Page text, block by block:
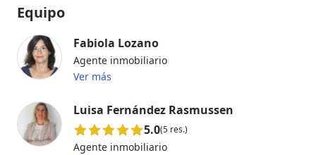
Equipo
Fabiola Lozano
Agente inmobiliario
Ver más
Luisa Fernández Rasmussen
5.0(5 res.)
Agente inmobiliario